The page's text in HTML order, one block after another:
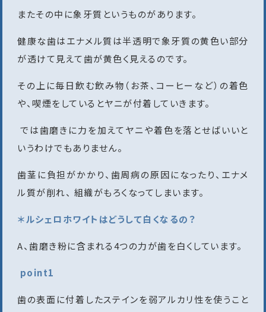
またその中に象牙質というものがあります。
健康な歯はエナメル質は半透明で象牙質の黄色い部分
が透けて見えて歯が黄色く見えるのです。
その上に毎日飲む飲み物（お茶、コーヒーなど）の着色
や、喫煙をしているとヤニが付着していきます。
では歯磨きに力を加えてヤニや着色を落とせばいいと
いうわけでもありません。
歯茎に負担がかかり、歯周病の原因になったり、エナメ
ル質が削れ、 組織がもろくなってしまいます。
＊ルシェロホワイトはどうして白くなるの？
A、歯磨き粉に含まれる4つの力が歯を白くしています。
point1
歯の表面に付着したステインを弱アルカリ性を使うこと